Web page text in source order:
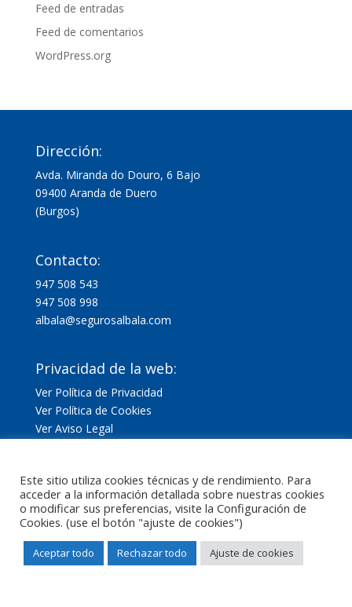
Feed de entradas
Feed de comentarios
WordPress.org
Dirección:
Avda. Miranda do Douro, 6 Bajo
09400 Aranda de Duero
(Burgos)
Contacto:
947 508 543
947 508 998
albala@segurosalbala.com
Privacidad de la web:
Ver Política de Privacidad
Ver Política de Cookies
Ver Aviso Legal
Este sitio utiliza cookies técnicas y de rendimiento. Para
acceder a la información detallada sobre nuestras cookies
o modificar sus preferencias, visite la Configuración de
Cookies. (use el botón "ajuste de cookies")
Aceptar todo Rechazar todo Ajuste de cookies